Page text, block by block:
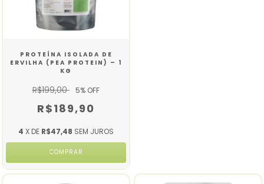
PROTEÍNA ISOLADA DE
ERVILHA (PEA PROTEIN) – 1
KG
R$199,00 5% OFF
R$189,90
4 X DE R$47,48 SEM JUROS